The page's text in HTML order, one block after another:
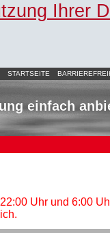
Ihrer
STARTSEITE
einfach
Uhr und 6:00